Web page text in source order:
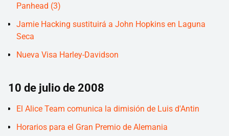
Panhead (3)
Jamie Hacking sustituirá a John Hopkins en Laguna
Seca
Nueva Visa Harley-Davidson
10 de julio de 2008
El Alice Team comunica la dimisión de Luis d'Antin
Horarios para el Gran Premio de Alemania